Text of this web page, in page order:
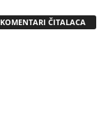
KOMENTARI ČITALACA